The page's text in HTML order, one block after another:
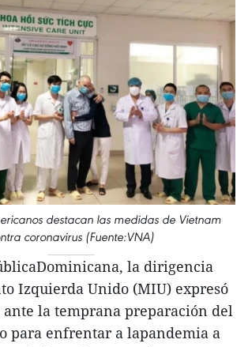
destacan las medidas de Vietnam
coronavirus (Fuente:VNA)
la dirigencia
Izquierda Unido (MIU) expresó
la temprana preparación del
para enfrentar a lapandemia a